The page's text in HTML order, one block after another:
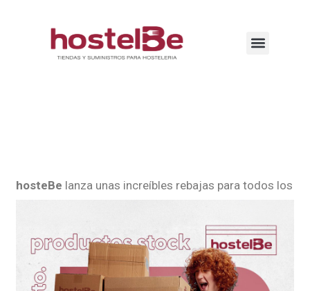
hosteBe lanza unas increíbles rebajas para todos los
temporada, tienes la oportunidad única de disfrutar
de un20% de descuento en productos de stock
tanto en tiendas físicas como en laweb. ¡Es el
momento perfecto para renovar tu equipo al mejor